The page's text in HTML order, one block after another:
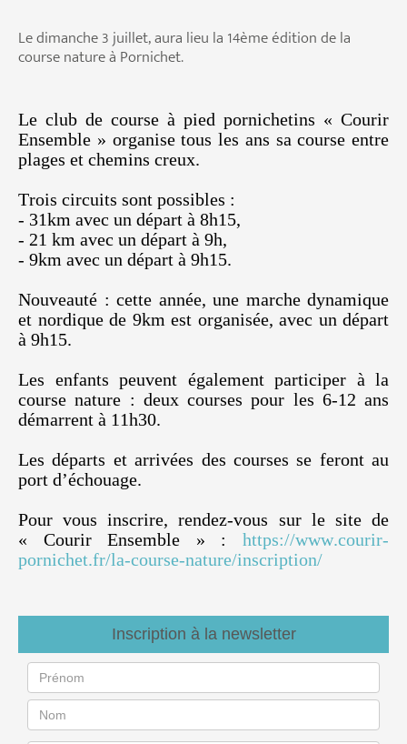
Le dimanche 3 juillet, aura lieu la 14ème édition de la
course nature à Pornichet.
Le club de course à pied pornichetins « Courir
Ensemble » organise tous les ans sa course entre
plages et chemins creux.
Trois circuits sont possibles :
- 31km avec un départ à 8h15,
- 21 km avec un départ à 9h,
- 9km avec un départ à 9h15.
Nouveauté : cette année, une marche dynamique
et nordique de 9km est organisée, avec un départ
à 9h15.
Les enfants peuvent également participer à la
course nature : deux courses pour les 6-12 ans
démarrent à 11h30.
Les départs et arrivées des courses se feront au
port d’échouage.
Pour vous inscrire, rendez-vous sur le site de
« Courir Ensemble » : https://www.courir-
pornichet.fr/la-course-nature/inscription/